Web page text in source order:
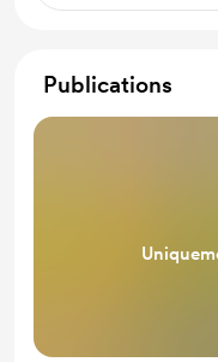
Publications